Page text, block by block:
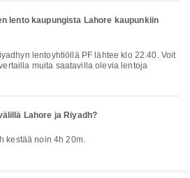
lento kaupungista Lahore kaupunkiin
muita saatavilla olevia lentoja
Lahore ja Riyadh?
kestää noin 4h 20m.